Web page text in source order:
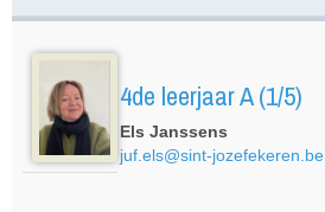
4de leerjaar A (1/5)
Els Janssens
juf.els@sint-jozefekeren.be